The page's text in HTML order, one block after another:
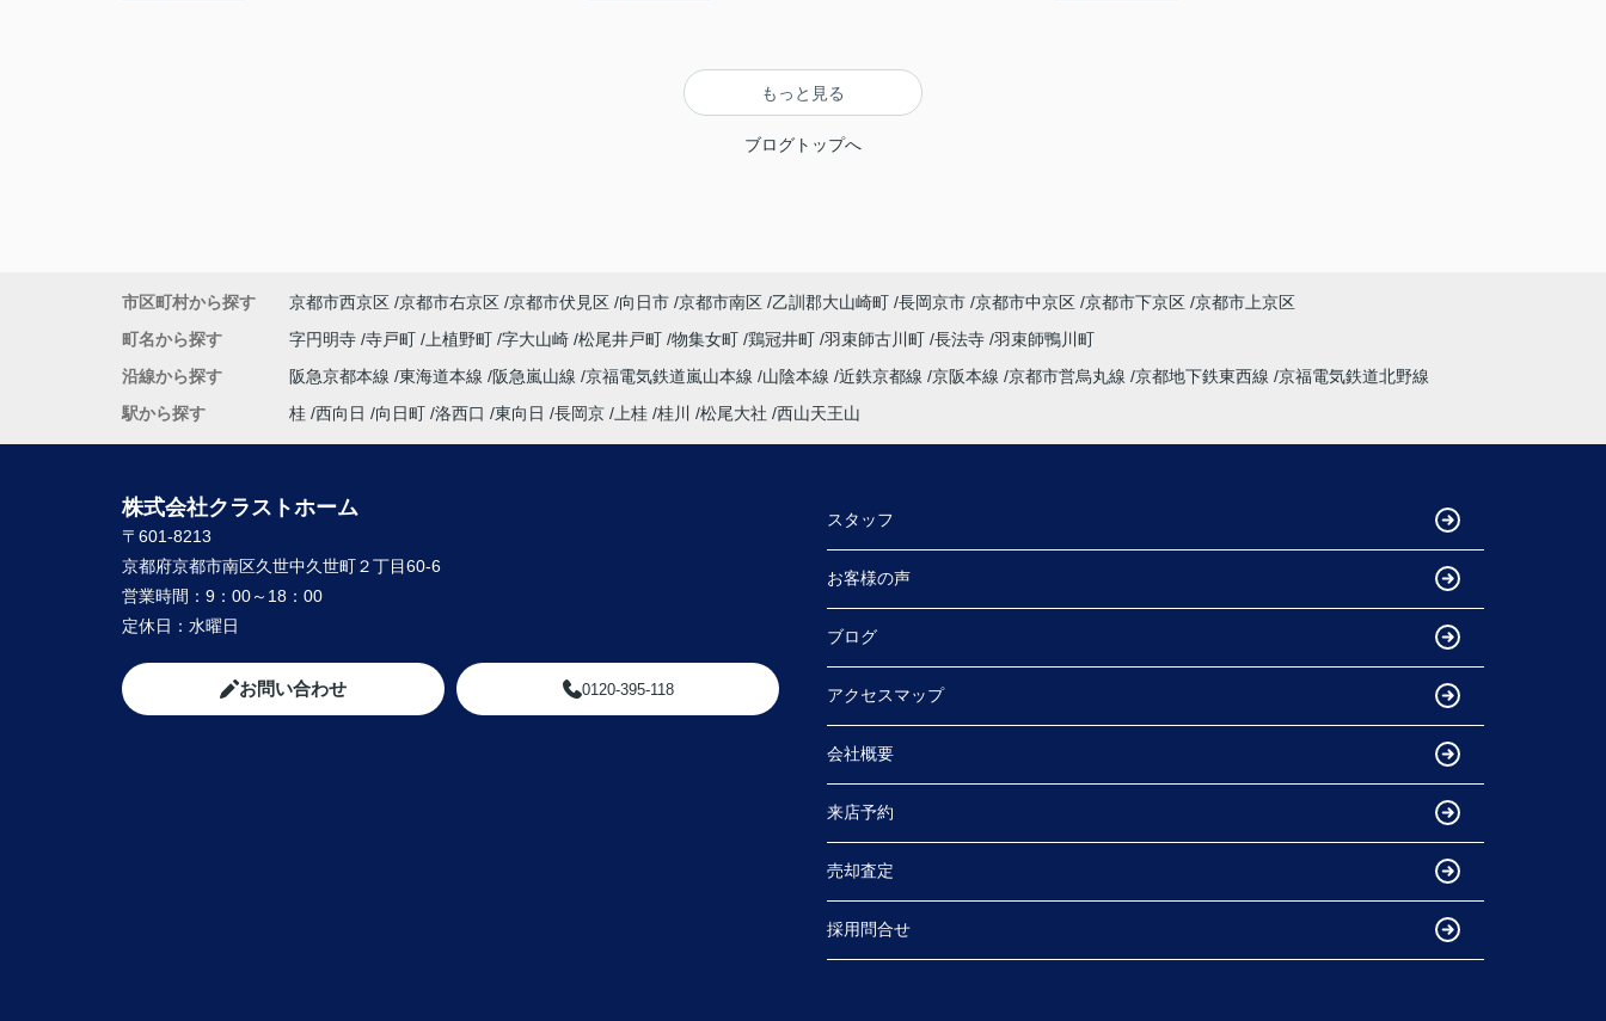
もっと見る
ブログトップへ
市区町村から探す 京都市西京区 京都市右京区 京都市伏見区 向日市 京都市南区 乙訓郡大山崎町 長岡京市 京都市中京区 京都市下京区 京都市上京区
町名から探す
字円明寺 寺戸町 上植野町 字大山崎 松尾井戸町 物集女町 鶏冠井町 羽束師古川町 長法寺 羽束師鴨川町
沿線から探す
阪急京都本線 東海道本線 阪急嵐山線 京福電気鉄道嵐山本線 山陰本線 近鉄京都線 京阪本線 京都市営烏丸線 京都地下鉄東西線 京福電気鉄道北野線
駅から探す
桂 西向日 向日町 洛西口 東向日 長岡京 上桂 桂川 松尾大社 西山天王山
株式会社クラストホーム
〒601-8213
京都府京都市南区久世中久世町２丁目60-6
営業時間： 9：00～18：00
定休日： 水曜日
お問い合わせ 0120-395-118
スタッフ
お客様の声
ブログ
アクセスマップ
会社概要
来店予約
売却査定
採用問合せ